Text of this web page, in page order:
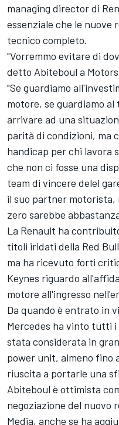
managing director di
essenziale che le nuove
tecnico completo.
"Vorremmo evitare di
detto Abiteboul a
"Se guardiamo
motore, se guardiamo
arrivare ad una
parità di condizioni, ma
handicap per chi lavora
che non ci fosse una
team di vincere delel
il suo partner
zero sarebbe
La Renault ha
titoli iridati della Red
ma ha ricevuto forti
Keynes riguardo
motore all'ingresso
Da quando è entrato in
Mercedes ha vinto tutti
stata considerata in
power unit, almeno fino
riuscita a portarle una
Abiteboul è ottimista
negoziazione del nuovo
Media, anche se ha